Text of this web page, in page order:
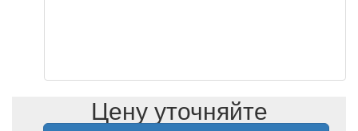
Цену уточняйте